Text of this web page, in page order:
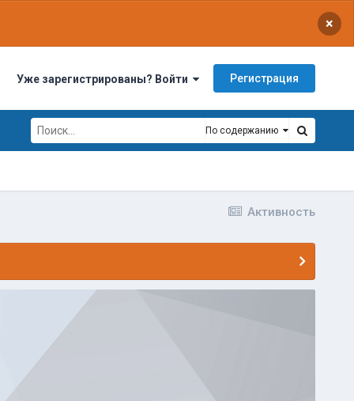
×
Уже зарегистрированы? Войти Регистрация
По содержанию
Активность